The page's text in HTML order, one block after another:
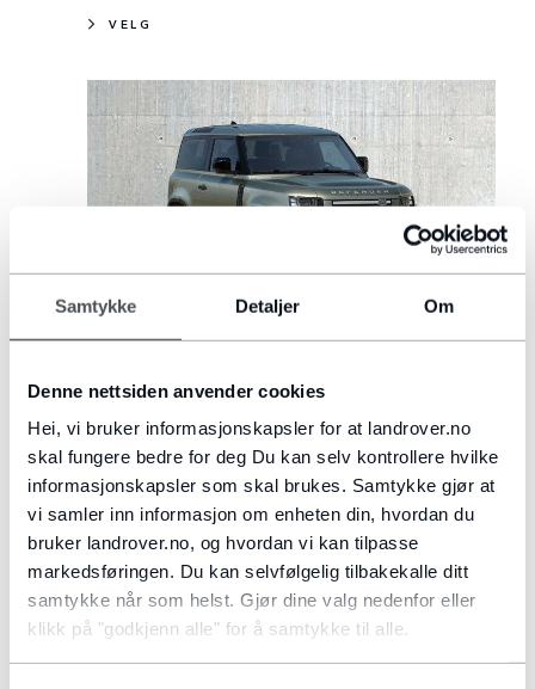
Samtykke Detaljer Om
Denne nettsiden anvender cookies
Hei, vi bruker informasjonskapsler for at landrover.no
skal fungere bedre for deg Du kan selv kontrollere hvilke
informasjonskapsler som skal brukes. Samtykke gjør at
vi samler inn informasjon om enheten din, hvordan du
bruker landrover.no, og hvordan vi kan tilpasse
markedsføringen. Du kan selvfølgelig tilbakekalle ditt
samtykke når som helst. Gjør dine valg nedenfor eller
klikk på "godkjenn alle" for å samtykke til alle.
VELG
Fra 1.569.900NOK
VELG